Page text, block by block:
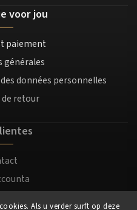
Als u verder surft op deze
voor jou
paiement
générales
données personnelles
retour